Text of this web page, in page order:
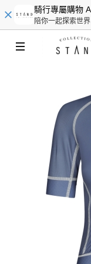
騎行專屬購物
陪你一起探索世